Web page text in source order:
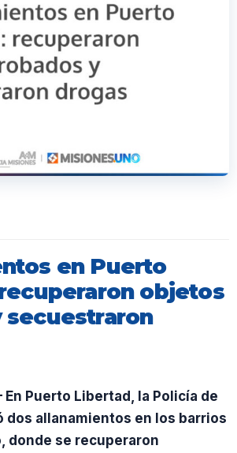
en Puerto
objetos
secuestraron
En Puerto Libertad, la Policía de
dos allanamientos en los barrios
donde se recuperaron